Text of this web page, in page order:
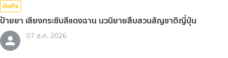
บันเทิง
ป้ายยา เสียงกระซิบสีแดงฉาน นวนิยายสืบสวนสัญชาติญี่ปุ่น
07 ส.ค. 2026